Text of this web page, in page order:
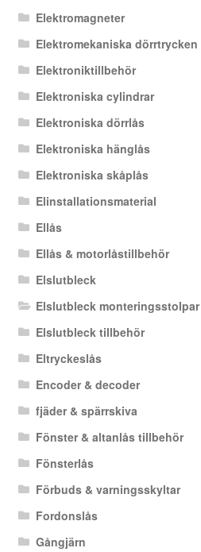
Elektromagneter
Elektromekaniska dörrtrycken
Elektroniktillbehör
Elektroniska cylindrar
Elektroniska dörrlås
Elektroniska hänglås
Elektroniska skåplås
Elinstallationsmaterial
Ellås
Ellås & motorlåstillbehör
Elslutbleck
Elslutbleck monteringsstolpar
Elslutbleck tillbehör
Eltryckeslås
Encoder & decoder
fjäder & spärrskiva
Fönster & altanlås tillbehör
Fönsterlås
Förbuds & varningsskyltar
Fordonslås
Gångjärn